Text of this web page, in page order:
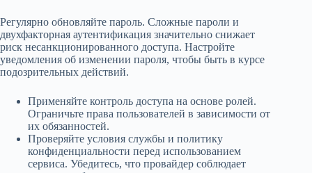
Регулярно обновляйте пароль. Сложные пароли и
двухфакторная аутентификация значительно снижает
риск несанкционированного доступа. Настройте
уведомления об изменении пароля, чтобы быть в курсе
подозрительных действий.
Применяйте контроль доступа на основе ролей.
Ограничьте права пользователей в зависимости от
их обязанностей.
Проверяйте условия службы и политику
конфиденциальности перед использованием
сервиса. Убедитесь, что провайдер соблюдает